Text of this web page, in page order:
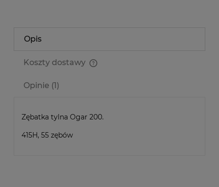
Opis
Koszty dostawy
Opinie (1)
Zębatka tylna Ogar 200.
415H, 55 zębów